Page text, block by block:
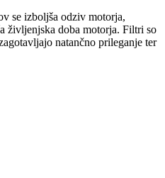
se izboljša odziv motorja,
življenjska doba motorja. Filtri so
natančno prileganje ter